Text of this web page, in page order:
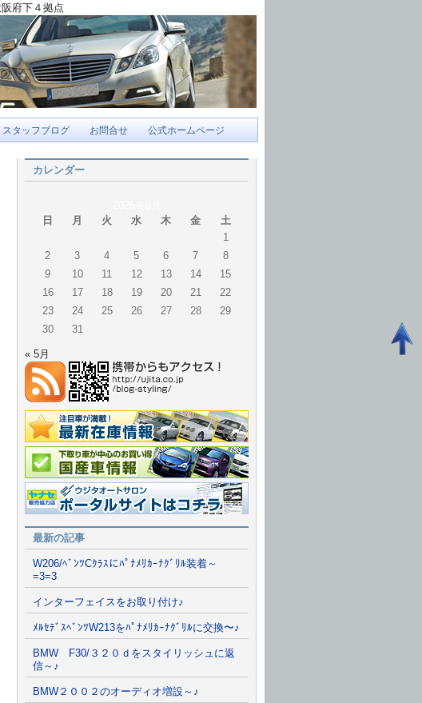
府下４拠点
スタッフブログ お問合せ 公式ホームページ
カレンダー
日
月 火 水 木 金
土
1
2
3 4 5 6 7
8
9
10 11 12 13 14
15
16
17 18 19 20 21
22
23
24 25 26 27 28
29
30
31
« 5月
在庫情報一覧を見る
国産車情報
最新の記事
W206/ﾍﾞﾝﾂCｸﾗｽにﾊﾟﾅﾒﾘｶｰﾅｸﾞﾘﾙ装着～
=3=3
インターフェイスをお取り付け♪
ﾒﾙｾﾃﾞｽﾍﾞﾝﾂW213をﾊﾟﾅﾒﾘｶｰﾅｸﾞﾘﾙに交換〜♪
BMW F30/３２０ｄをスタイリッシュに返
信～♪
BMW２００２のオーディオ増設～♪